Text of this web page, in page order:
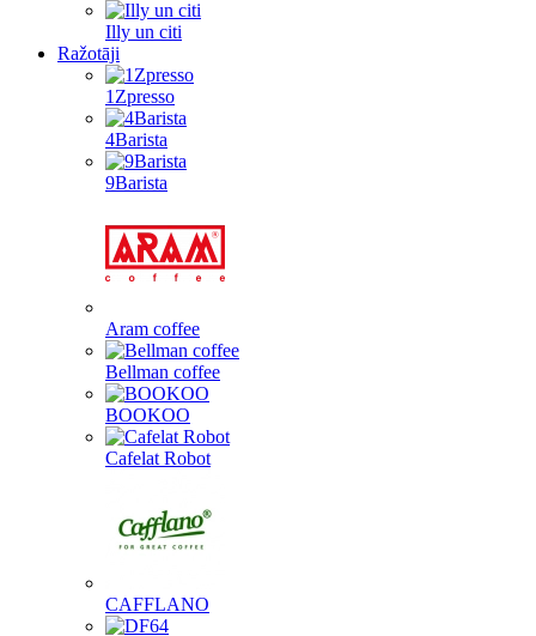
Illy un citi
Ražotāji
1Zpresso
4Barista
9Barista
Aram coffee
Bellman coffee
BOOKOO
Cafelat Robot
CAFFLANO